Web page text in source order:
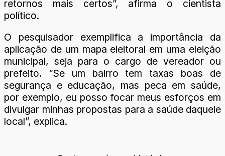
retornos mais certos”, afirma o cientista
político.
O pesquisador exemplifica a importância da
aplicação de um mapa eleitoral em uma eleição
municipal, seja para o cargo de vereador ou
prefeito. “Se um bairro tem taxas boas de
segurança e educação, mas peca em saúde,
por exemplo, eu posso focar meus esforços em
divulgar minhas propostas para a saúde daquele
local”, explica.